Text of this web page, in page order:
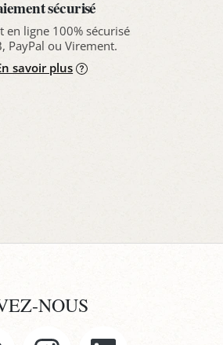
sécurisé
en ligne 100% sécurisé
PayPal ou Virement.
savoir plus
NOUS